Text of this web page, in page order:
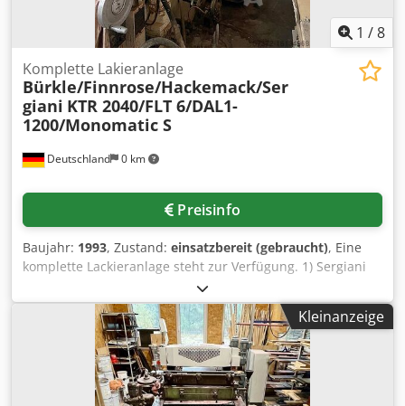
1 /8
Deutschland 0 km
Komplette Lakieranlage
Bürkle/Finnrose/Hackemack/Ser
giani KTR 2040/FLT 6/DAL1-
1200/Monomatic S
Preisinfo
Baujahr: 1993, Zustand: einsatzbereit (gebraucht), Eine
komplette Lackieranlage steht zur Verfügung. 1) Sergiani
S.p.A. Monomatic S, Baujahr: 2001. 2) Finnrose FLT 6,
Baujahr: 1993. 3,4,5) Drei baugleiche Bürkle DAL1-1300
Pressen, Baujahr: 1993. 6) Karl Heesemann FGA 6 EX,
Baujahr: 1993. 7) Finnrose FLT-4.5, Baujahr: 1993. 8) Bürkle
DAL2-1300, Baujahr: 1985. Hackemack KTR 2040, Baujahr:
1996. Alle Maschinen sind Teil eine Lackieranlage. Eine
Besichtigung vor Ort ist möglich. Dodpfx Aajtpp H Eshokr
Kleinanzeige